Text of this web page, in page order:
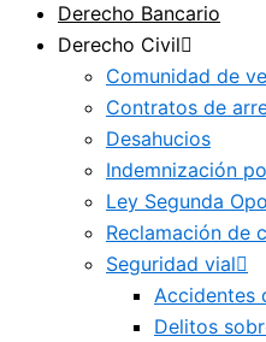
Derecho Bancario
Derecho Civil
Comunidad de
Contratos de
Desahucios
Indemnización
Ley Segunda
Reclamación de
Seguridad vial
Accidentes
Delitos